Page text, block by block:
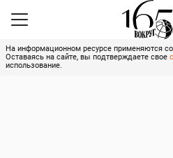
На информационном ресурсе применяются
Оставаясь на сайте, вы подтверждаете свое
использование.